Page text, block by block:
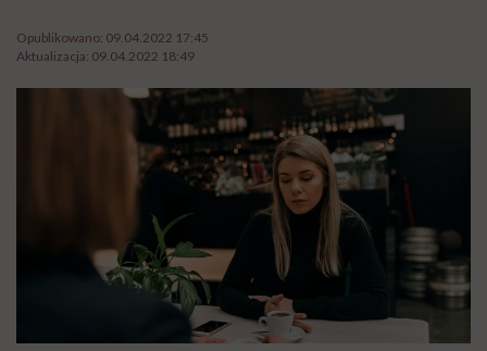
Opublikowano: 09.04.2022 17:45
Aktualizacja: 09.04.2022 18:49